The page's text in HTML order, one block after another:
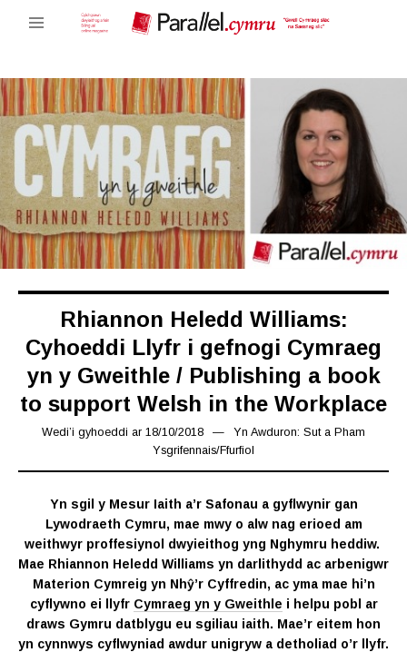
Rhiannon Heledd Williams:
Cyhoeddi Llyfr i gefnogi Cymraeg
yn y Gweithle / Publishing a book
to support Welsh in the Workplace
Wedi’i gyhoeddi ar 18/10/2018 26/10/2019
Yn Awduron: Sut a Pham
Ysgrifennais/Ffurfiol
Yn sgil y Mesur Iaith a’r Safonau a gyflwynir gan
Lywodraeth Cymru, mae mwy o alw nag erioed am
weithwyr proffesiynol dwyieithog yng Nghymru heddiw.
Mae Rhiannon Heledd Williams yn darlithydd ac arbenigwr
Materion Cymreig yn Nhŷ’r Cyffredin, ac yma mae hi’n
cyflywno ei llyfr Cymraeg yn y Gweithle i helpu pobl ar
draws Gymru datblygu eu sgiliau iaith. Mae’r eitem hon
yn cynnwys cyflwyniad awdur unigryw a detholiad o’r llyfr.